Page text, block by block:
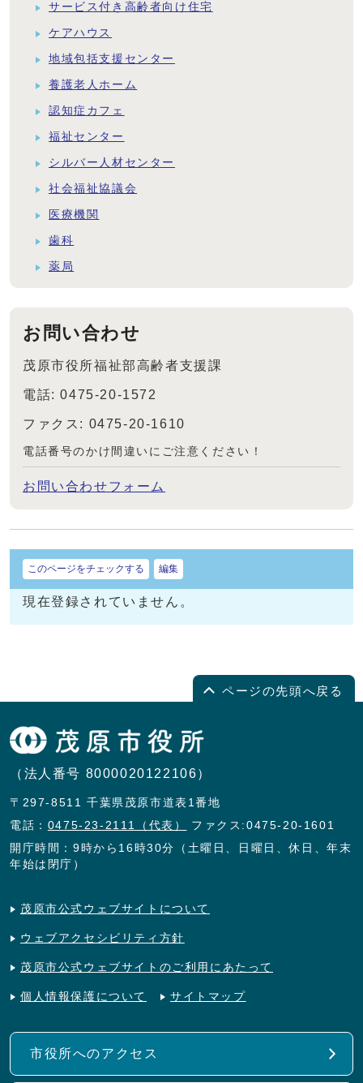
サービス付き高齢者向け住宅
ケアハウス
地域包括支援センター
養護老人ホーム
認知症カフェ
福祉センター
シルバー人材センター
社会福祉協議会
医療機関
歯科
薬局
お問い合わせ
茂原市役所福祉部高齢者支援課
電話: 0475-20-1572
ファクス: 0475-20-1610
電話番号のかけ間違いにご注意ください！
お問い合わせフォーム
このページをチェックする 編集
現在登録されていません。
ページの先頭へ戻る
（法人番号 8000020122106）
〒297-8511 千葉県茂原市道表1番地
電話： 0475-23-2111（代表）
ファクス:0475-20-1601
開庁時間：9時から16時30分（土曜日、日曜日、休日、年末
年始は閉庁）
茂原市公式ウェブサイトについて
ウェブアクセシビリティ方針
茂原市公式ウェブサイトのご利用にあたって
個人情報保護について サイトマップ
市役所へのアクセス